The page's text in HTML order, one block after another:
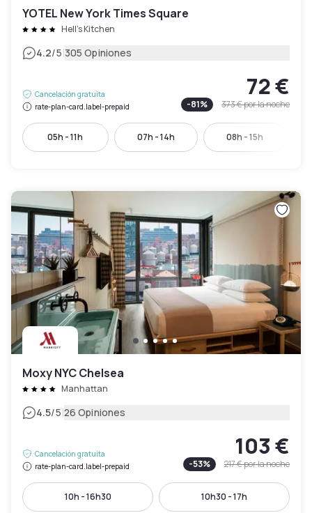
YOTEL New York Times Square
Hell's Kitchen
4.2/5|305 Opiniones
Cancelación gratuita
rate-plan-card.label-prepaid
72 €
-81% 373 €por la noche
05h - 11h 07h - 14h 08h - 15h
Moxy NYC Chelsea
Manhattan
4.5/5|26 Opiniones
Cancelación gratuita
rate-plan-card.label-prepaid
103 €
-53% 217 €por la noche
10h - 16h30 10h30 - 17h